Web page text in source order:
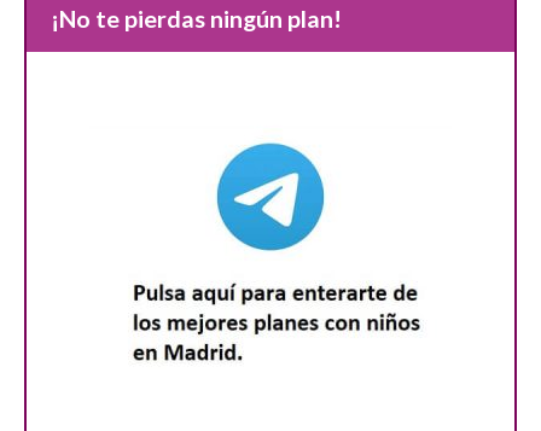
¡No te pierdas ningún plan!